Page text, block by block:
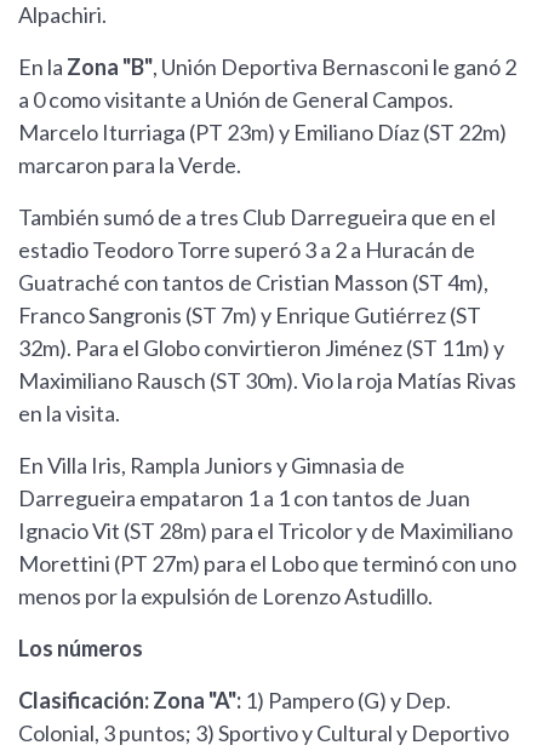
Alpachiri.
En la Zona "B", Unión Deportiva Bernasconi le ganó 2
a 0 como visitante a Unión de General Campos.
Marcelo Iturriaga (PT 23m) y Emiliano Díaz (ST 22m)
marcaron para la Verde.
También sumó de a tres Club Darregueira que en el
estadio Teodoro Torre superó 3 a 2 a Huracán de
Guatraché con tantos de Cristian Masson (ST 4m),
Franco Sangronis (ST 7m) y Enrique Gutiérrez (ST
32m). Para el Globo convirtieron Jiménez (ST 11m) y
Maximiliano Rausch (ST 30m). Vio la roja Matías Rivas
en la visita.
En Villa Iris, Rampla Juniors y Gimnasia de
Darregueira empataron 1 a 1 con tantos de Juan
Ignacio Vit (ST 28m) para el Tricolor y de Maximiliano
Morettini (PT 27m) para el Lobo que terminó con uno
menos por la expulsión de Lorenzo Astudillo.
Los números
Clasificación: Zona "A": 1) Pampero (G) y Dep.
Colonial, 3 puntos; 3) Sportivo y Cultural y Deportivo